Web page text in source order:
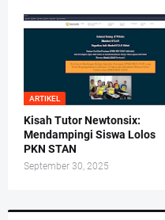
ARTIKEL
Kisah Tutor Newtonsix:
Mendampingi Siswa Lolos
PKN STAN
September 30, 2025